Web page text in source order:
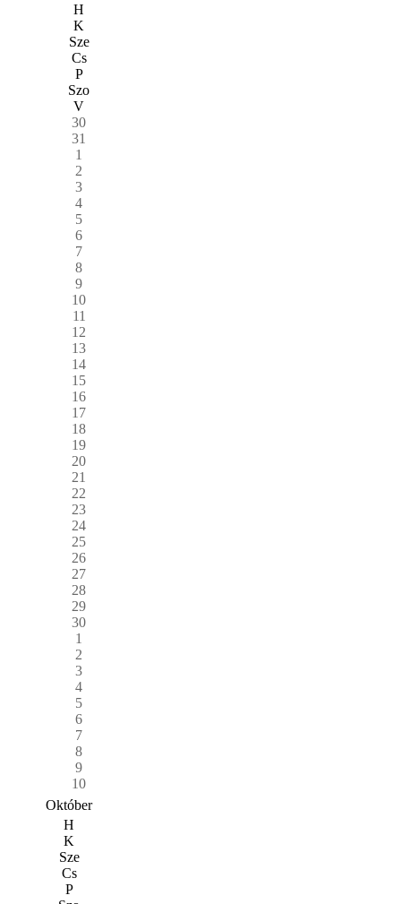
H
K
Sze
Cs
P
Szo
V
30
31
1
2
3
4
5
6
7
8
9
10
11
12
13
14
15
16
17
18
19
20
21
22
23
24
25
26
27
28
29
30
1
2
3
4
5
6
7
8
9
10
Október
H
K
Sze
Cs
P